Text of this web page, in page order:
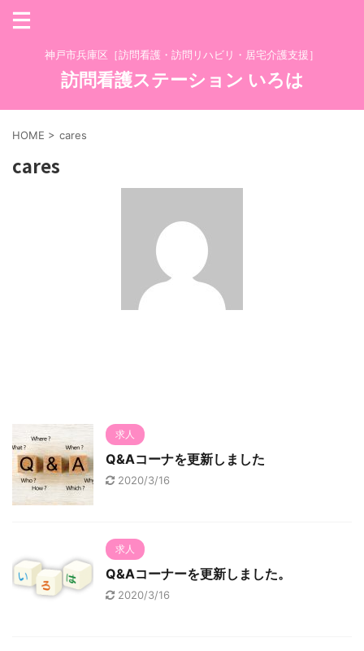
神戸市兵庫区［訪問看護・訪問リハビリ・居宅介護支援］
訪問看護ステーション いろは
HOME > cares
cares
求人
Q&Aコーナを更新しました
2020/3/16
求人
Q&Aコーナーを更新しました。
2020/3/16